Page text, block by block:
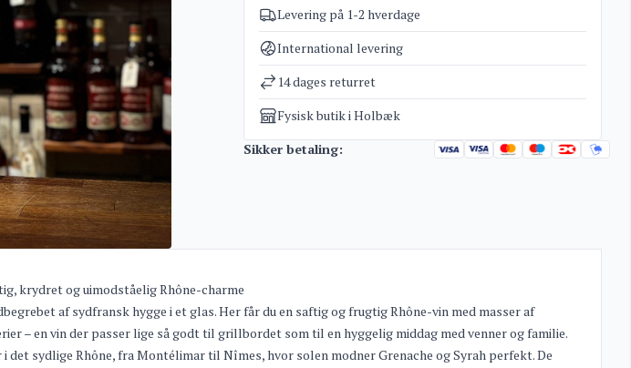
Varenummer
5403
Kategorier
Vægt
1,6 kg
Levering på 1-2 hverdage
International levering
14 dages returret
Fysisk butik i Holbæk
Sikker betaling:
krydret og uimodståelig Rhône-charme
af sydfransk hygge i et glas. Her får du en saftig og frugtig Rhône-vin med masser af
– en vin der passer lige så godt til grillbordet som til en hyggelig middag med venner og familie.
det sydlige Rhône, fra Montélimar til Nîmes, hvor solen modner Grenache og Syrah perfekt. De